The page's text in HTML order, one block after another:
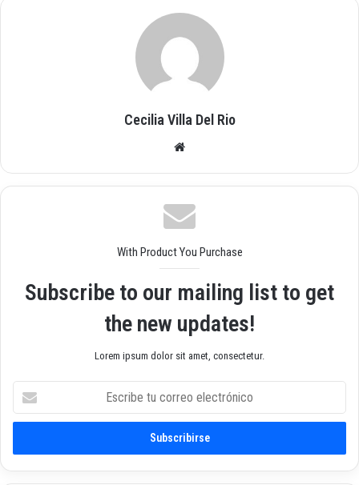
Cecilia Villa Del Rio
we
With Product You Purchase
Subscribe to our mailing list to get
the new updates!
Lorem ipsum dolor sit amet, consectetur.
c
i
b